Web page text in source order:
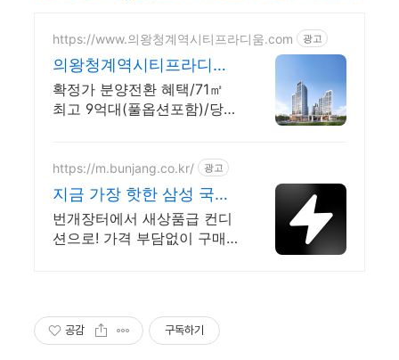
https://www.의왕청계역시티프라디움.com 광고
의왕청계역시티프라디움
디하모니
확정가 분양전환 혜택/71㎡
최고 9억대(풀옵션포함)/당첨
https://m.bunjang.co.kr/ 광고
지금 가장 핫한 삼성 국내
최대 브랜드 중고거래
번개장터에서 새상품급 컨디
션으로! 가격 부담없이 구매
드
공감 구독하기